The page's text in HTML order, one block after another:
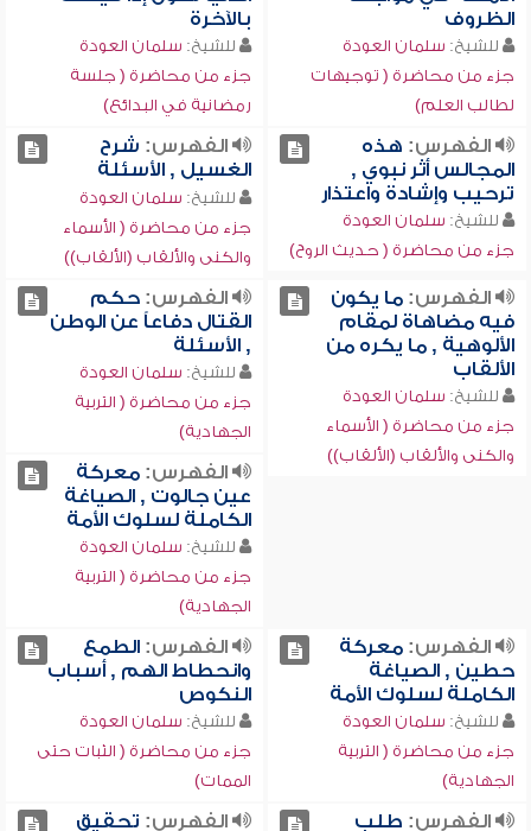
الظروف
للشيخ: سلمان العودة
جزء من محاضرة ( توجيهات
لطالب العلم)
بالآخرة
للشيخ: سلمان العودة
جزء من محاضرة ( جلسة
رمضانية في البدائع)
الفهرس: هذه
المجالس أثر نبوي ,
ترحيب وإشادة واعتذار
للشيخ: سلمان العودة
جزء من محاضرة ( حديث الروح)
الفهرس: شرح
الغسيل , الأسئلة
للشيخ: سلمان العودة
جزء من محاضرة ( الأسماء
والكنى والألقاب (الألقاب))
الفهرس:ما يكون
فيه مضاهاة لمقام
الألوهية , ما يكره من
الألقاب
للشيخ: سلمان العودة
جزء من محاضرة ( الأسماء
والكنى والألقاب (الألقاب))
الفهرس:حكم
القتال دفاعاً عن الوطن
, الأسئلة
للشيخ: سلمان العودة
جزء من محاضرة ( التربية
الجهادية)
الفهرس:معركة
عين جالوت , الصياغة
الكاملة لسلوك الأمة
للشيخ: سلمان العودة
جزء من محاضرة ( التربية
الجهادية)
الفهرس:معركة
حطين , الصياغة
الكاملة لسلوك الأمة
للشيخ: سلمان العودة
جزء من محاضرة ( التربية
الجهادية)
الفهرس:الطمع
وانحطاط الهم , أسباب
النكوص
للشيخ: سلمان العودة
جزء من محاضرة ( الثبات حتى
الممات)
الفهرس: طلب
الفهرس: تحقيق